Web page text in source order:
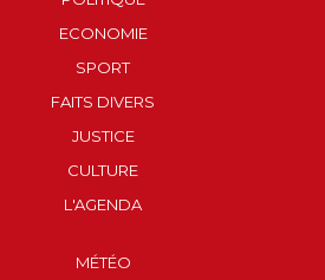
ECONOMIE
SPORT
FAITS DIVERS
JUSTICE
CULTURE
L'AGENDA
MÉTÉO